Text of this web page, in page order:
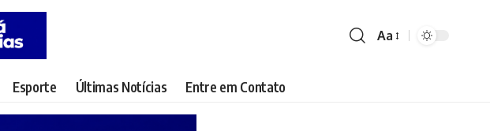
Font
Aa
Esporte Últimas Notícias Entre em Contato